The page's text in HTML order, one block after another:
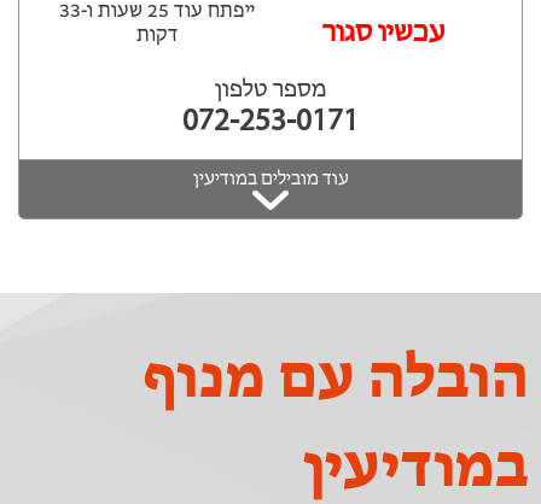
עכשיו סגור
ייפתח עוד 25 שעות ‫ו-33
דקות
מספר טלפון
072-253-0171
עוד מובילים במודיעין
הובלה עם מנוף
במודיעין